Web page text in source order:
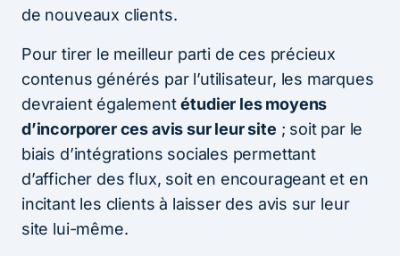
de nouveaux clients.
Pour tirer le meilleur parti de ces précieux
contenus générés par l’utilisateur, les marques
devraient égalementétudier les moyens
d’incorporer ces avis sur leur site ; soit par le
biais d’intégrations sociales permettant
d’afficher des flux, soit en encourageant et en
incitant les clients à laisser des avis sur leur
site lui-même.